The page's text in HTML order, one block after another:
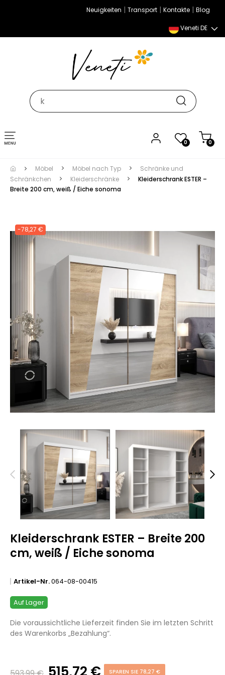
Neuigkeiten | Transport | Kontakte | Blog
Veneti DE
0 0
Umschalten
der
Navigation
Möbel Möbel nach Typ
Schränke und
Schränkchen
Kleiderschränke
Kleiderschrank ESTER –
Breite 200 cm, weiß / Eiche sonoma
-78,27 €
Kleiderschrank ESTER – Breite 200
cm, weiß / Eiche sonoma
Artikel-Nr.064-08-00415
Auf Lager
Die voraussichtliche Lieferzeit finden Sie im letzten Schritt
des Warenkorbs „Bezahlung“.
SPAREN SIE 78,27 €